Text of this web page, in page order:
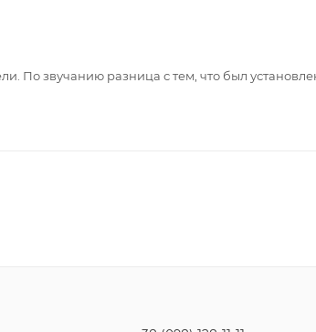
По звучанию разница с тем, что был